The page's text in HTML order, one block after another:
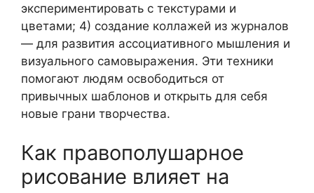
экспериментировать с текстурами и
цветами; 4) создание коллажей из журналов
— для развития ассоциативного мышления и
визуального самовыражения. Эти техники
помогают людям освободиться от
привычных шаблонов и открыть для себя
новые грани творчества.
Как правополушарное
рисование влияет на